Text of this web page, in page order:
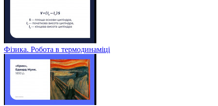
Фізика. Робота в термодинаміці